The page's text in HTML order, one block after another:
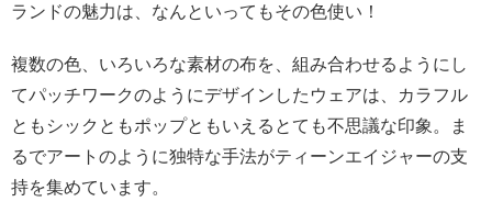
ランドの魅力は、なんといってもその色使い！
複数の色、いろいろな素材の布を、組み合わせるようにし
てパッチワークのようにデザインしたウェアは、カラフル
ともシックともポップともいえるとても不思議な印象。ま
るでアートのように独特な手法がティーンエイジャーの支
持を集めています。